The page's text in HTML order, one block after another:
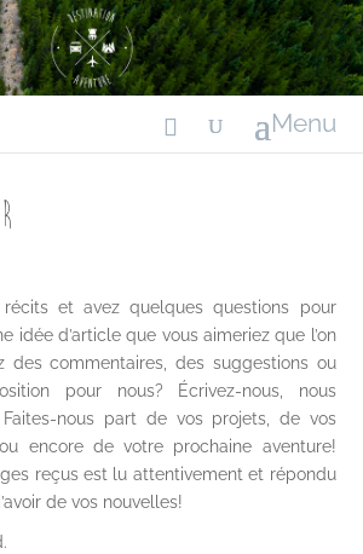
et avez quelques questions pour
idée d’article que vous aimeriez que l’on
des commentaires, des suggestions ou
pour nous? Écrivez-nous, nous
nous part de vos projets, de vos
encore de votre prochaine aventure!
reçus est lu attentivement et répondu
de vos nouvelles!